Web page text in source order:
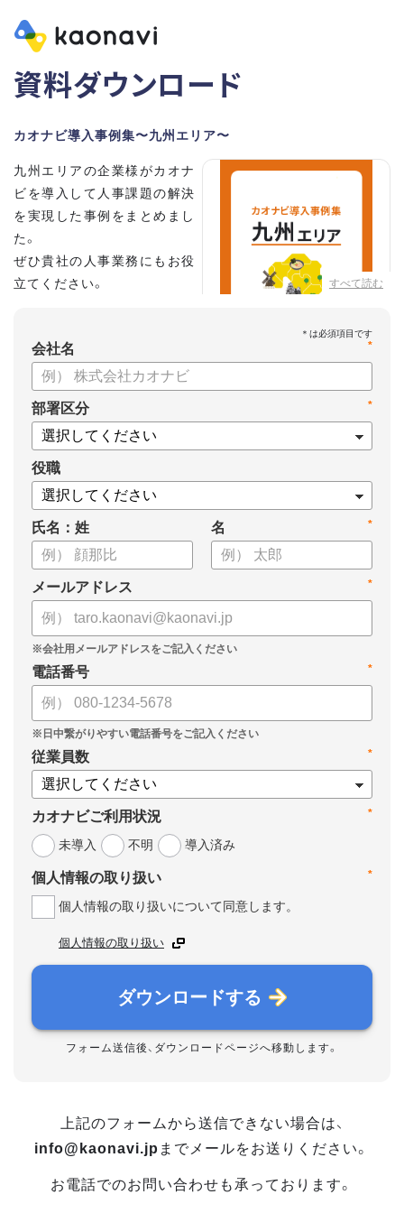
資料ダウンロード
カオナビ導入事例集〜九州エリア〜
すべて読む
九州エリアの企業様がカオナ
ビを導入して人事課題の解決
を実現した事例をまとめまし
た。
ぜひ貴社の人事業務にもお役
立てください。
*
会社名
*
部署区分
役職
氏名：姓 *
名
*
メールアドレス
*
電話番号
*
従業員数
*
カオナビご利用状況
未導入
不明 導入済み
*
個人情報の取り扱い
個人情報の取り扱いについて同意します。
個人情報の取り扱い
ダウンロードする
フォーム送信後、ダウンロードページへ移動します。
上記のフォームから送信できない場合は、
info@kaonavi.jp までメールをお送りください。
お電話でのお問い合わせも承っております。